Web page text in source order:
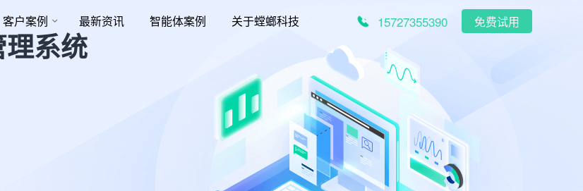
客户案例 最新资讯 智能体案例 关于螳螂科技 15727355390 免费试用
系统